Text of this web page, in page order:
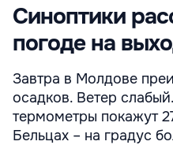
Синоптики
погоде на
Завтра в Молдове
осадков. Ветер
термометры покажут
Бельцах – на градус